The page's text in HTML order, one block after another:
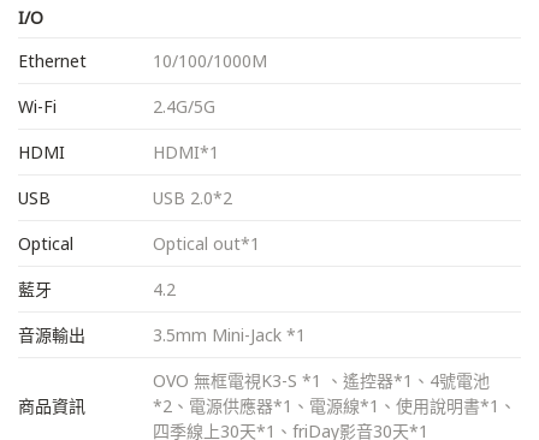
I/O
Ethernet
10/100/1000M
Wi-Fi
2.4G/5G
HDMI
HDMI*1
USB
USB 2.0*2
Optical
Optical out*1
藍牙
4.2
音源輸出
3.5mm Mini-Jack *1
商品資訊
OVO 無框電視K3-S *1 、遙控器*1、4號電池
*2、電源供應器*1、電源線*1、使用說明書*1、
四季線上30天*1、friDay影音30天*1